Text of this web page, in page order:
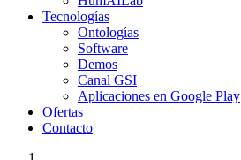
Tecnologías
Ontologías
Software
Demos
Canal GSI
Aplicaciones en Google Play
Ofertas
Contacto